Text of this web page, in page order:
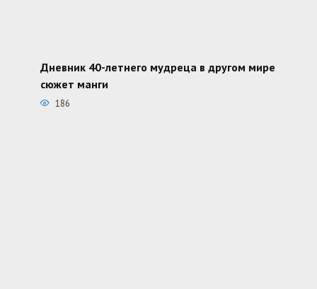
Дневник 40-летнего мудреца в другом мире
сюжет манги
186